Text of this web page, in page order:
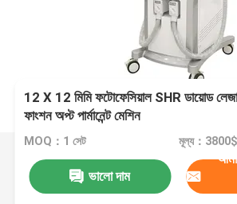
12 X 12 মিমি ফটোফেসিয়াল SHR ডায়োড লেজার
ফাংশন অপ্ট পার্মানেন্ট মেশিন
MOQ：1 সেট মূল্য：3800$
ভালো দাম